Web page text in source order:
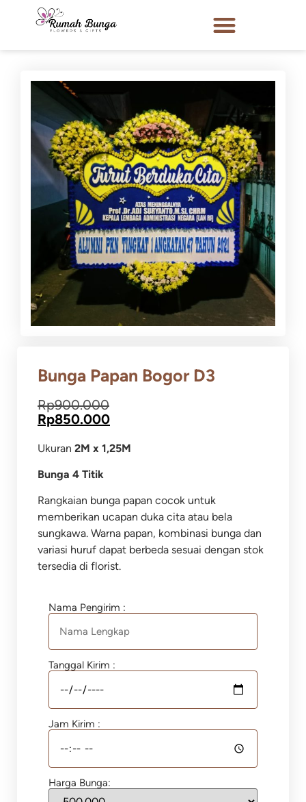
Bunga Papan Bogor D3
Rp900.000
Rp850.000
Ukuran 2M x 1,25M
Bunga 4 Titik
Rangkaian bunga papan cocok untuk
memberikan ucapan duka cita atau bela
sungkawa. Warna papan, kombinasi bunga dan
variasi huruf dapat berbeda sesuai dengan stok
tersedia di florist.
Nama Pengirim :
Tanggal Kirim :
Jam Kirim :
Harga Bunga: